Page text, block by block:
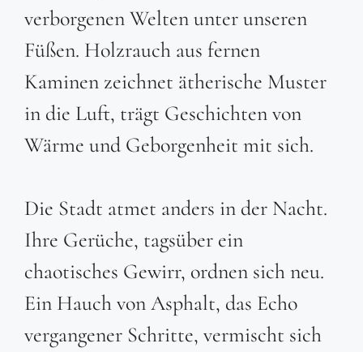
verborgenen Welten unter unseren
Füßen. Holzrauch aus fernen
Kaminen zeichnet ätherische Muster
in die Luft, trägt Geschichten von
Wärme und Geborgenheit mit sich.
Die Stadt atmet anders in der Nacht.
Ihre Gerüche, tagsüber ein
chaotisches Gewirr, ordnen sich neu.
Ein Hauch von Asphalt, das Echo
vergangener Schritte, vermischt sich